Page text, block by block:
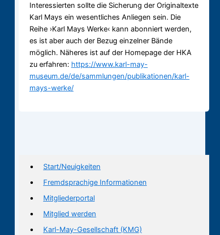
Start/Neuigkeiten
Fremdsprachige Informationen
Mitgliederportal
Mitglied werden
Karl-May-Gesellschaft (KMG)
Interessierten sollte die Sicherung der Originaltexte
Karl Mays ein wesentliches Anliegen sein. Die
Reihe ›Karl Mays Werke‹ kann abonniert werden,
es ist aber auch der Bezug einzelner Bände
möglich. Näheres ist auf der Homepage der HKA
zu erfahren: https://www.karl-may-
museum.de/de/sammlungen/publikationen/karl-
mays-werke/